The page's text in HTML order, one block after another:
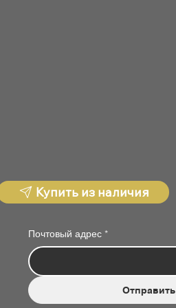
Почтовый адрес *
Отправить
Купить из наличия